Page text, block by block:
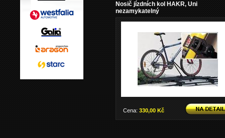
Nosič jízdních kol HAKR, Uni
nezamykatelný
Cena: 330,00 Kč